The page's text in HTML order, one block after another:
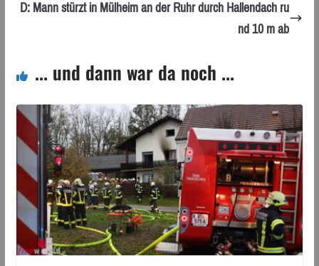
D: Mann stürzt in Mülheim an der Ruhr durch Hallendach ru
nd 10 m ab
... und dann war da noch ...